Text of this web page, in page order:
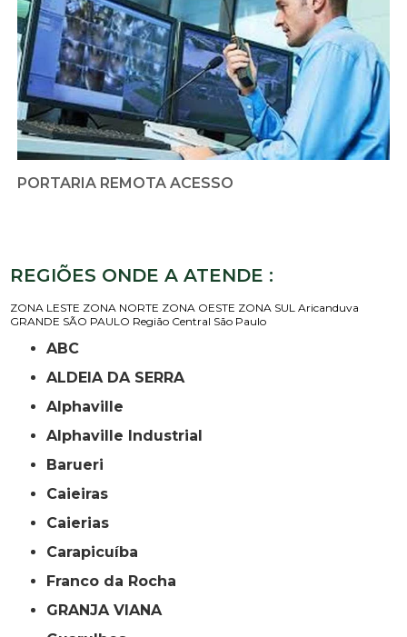
PORTARIA REMOTA ACESSO
REGIÕES ONDE A ATENDE :
ZONA LESTE ZONA NORTE ZONA OESTE ZONA SUL Aricanduva
GRANDE SÃO PAULO Região Central São Paulo
ABC
ALDEIA DA SERRA
Alphaville
Alphaville Industrial
Barueri
Caieiras
Caierias
Carapicuíba
Franco da Rocha
GRANJA VIANA